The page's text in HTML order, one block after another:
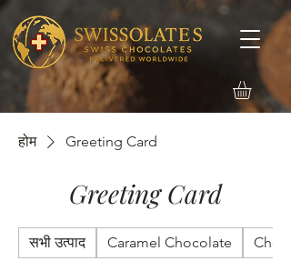
होम Greeting Card
Greeting Card
सभी उत्पाद Caramel Chocolate